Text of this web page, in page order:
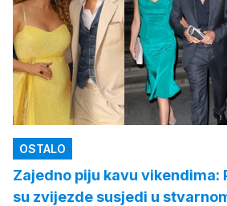
OSTALO
Zajedno piju kavu vikendima:
su zvijezde susjedi u